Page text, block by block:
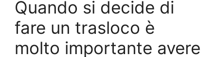
Quando si decide di
fare un trasloco è
molto importante avere